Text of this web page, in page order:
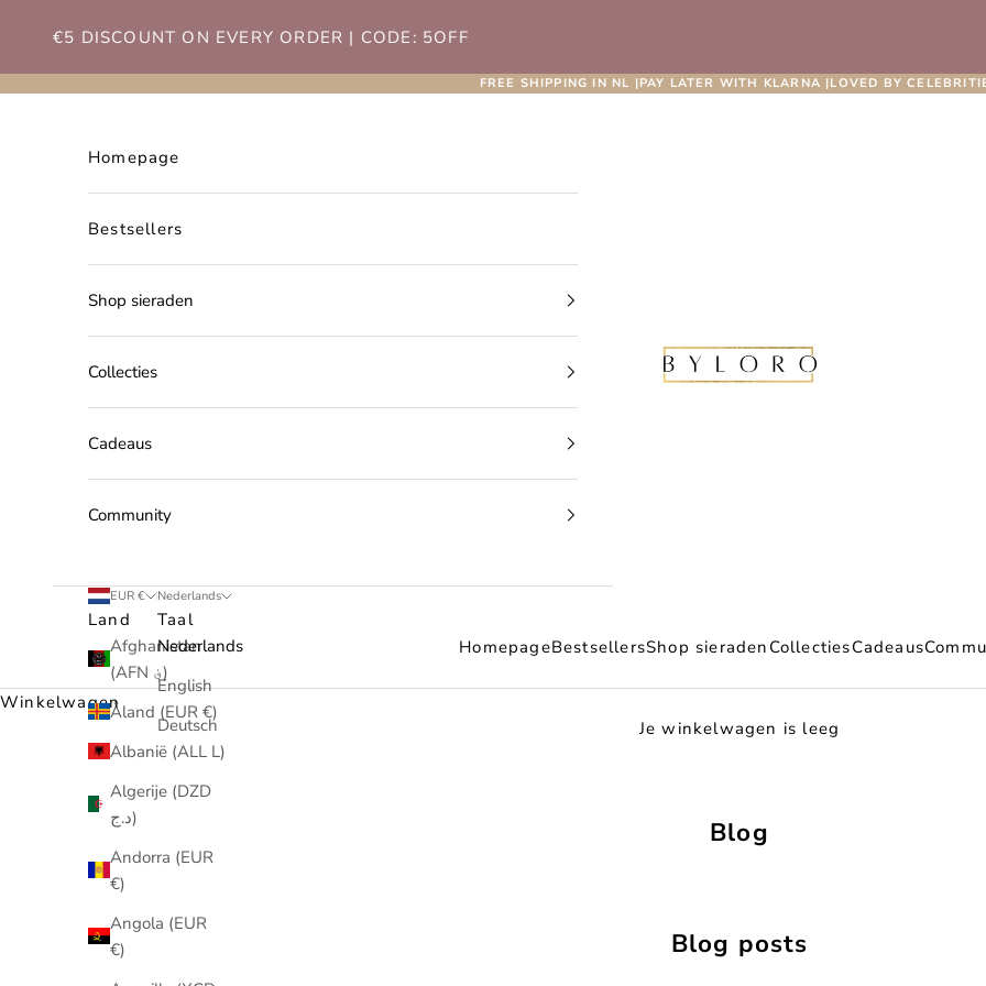
€5 DISCOUNT ON EVERY ORDER | CODE: 5OFF
FREE SHIPPING IN NL |PAY LATER WITH KLARNA |LOVED BY
Byloro.com
HomepageBestsellersShop sieraden CollectiesCadeaus
Homepage
Bestsellers
Shop sieraden
Collecties
Cadeaus
Community
EUR €
Land
Afghanistan
(AFN ؋)
Åland (EUR €)
Albanië (ALL L)
Algerije (DZD
د.ج)
Andorra (EUR
€)
Angola (EUR
€)
Nederlands
Taal
Nederlands
English
Deutsch
Winkelwagen
Je winkelwagen is leeg
Blog
Blog posts